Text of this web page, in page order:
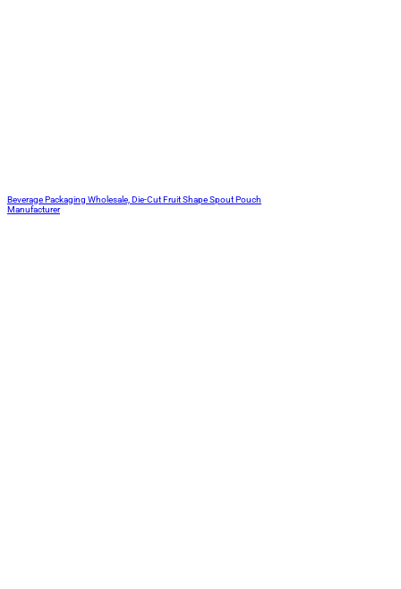
Beverage Packaging Wholesale, Die-Cut Fruit Shape Spout Pouch
Manufacturer